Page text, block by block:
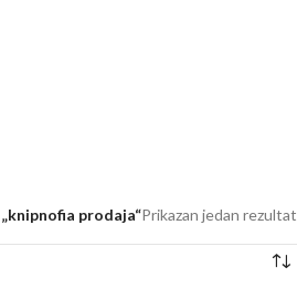
prodaja“Prikazan jedan rezultat